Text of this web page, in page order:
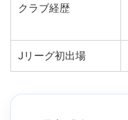
クラブ経歴
Jリーグ初出場